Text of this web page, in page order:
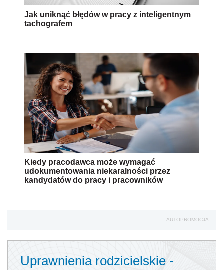
Jak uniknąć błędów w pracy z inteligentnym
tachografem
Kiedy pracodawca może wymagać
udokumentowania niekaralności przez
kandydatów do pracy i pracowników
AUTOPROMOCJA
Uprawnienia rodzicielskie -